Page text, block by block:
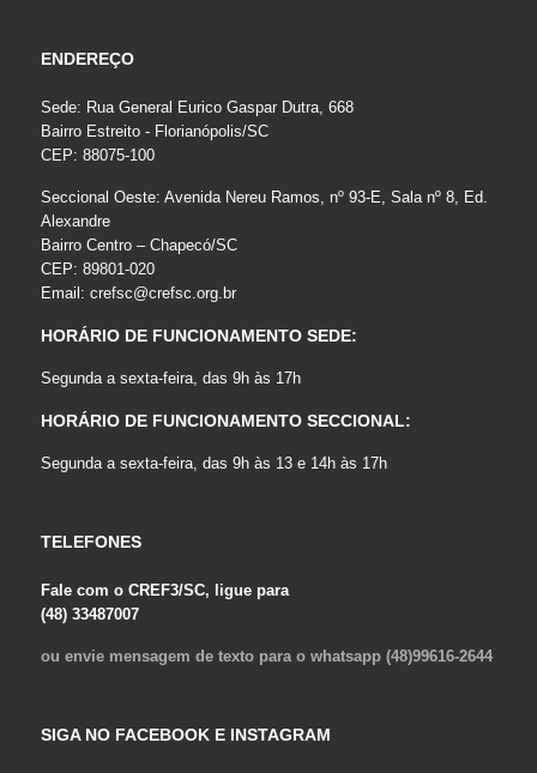
ENDEREÇO
Sede: Rua General Eurico Gaspar Dutra, 668
Bairro Estreito - Florianópolis/SC
CEP: 88075-100
Seccional Oeste: Avenida Nereu Ramos, nº 93-E, Sala nº 8, Ed.
Alexandre
Bairro Centro – Chapecó/SC
CEP: 89801-020
Email: crefsc@crefsc.org.br
HORÁRIO DE FUNCIONAMENTO SEDE:
Segunda a sexta-feira, das 9h às 17h
HORÁRIO DE FUNCIONAMENTO SECCIONAL:
Segunda a sexta-feira, das 9h às 13 e 14h às 17h
TELEFONES
Fale com o CREF3/SC, ligue para
(48) 33487007
ou envie mensagem de texto para o whatsapp (48)99616-2644
SIGA NO FACEBOOK E INSTAGRAM